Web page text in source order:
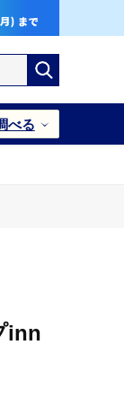
べる
inn